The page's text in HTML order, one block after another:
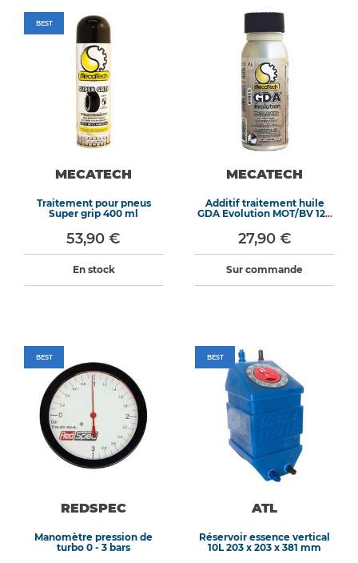
BEST
MECATECH
Traitement pour pneus
Super grip 400 ml
53,90 €
En stock
MECATECH
Additif traitement huile
GDA Evolution MOT/BV 120
27,90 €
Sur commande
BEST
REDSPEC
Manomètre pression de
turbo 0 - 3 bars
BEST
ATL
Réservoir essence vertical
10L 203 x 203 x 381 mm